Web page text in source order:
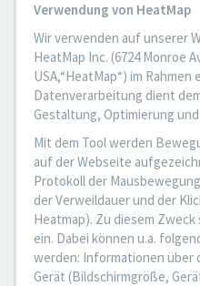
Verwendung von HeatMap
Wir verwenden auf unserer
HeatMap Inc. (6724 Monroe
USA,“HeatMap“) im
Datenverarbeitung dient
Gestaltung, Optimierung
Mit dem Tool werden
auf der Webseite
Protokoll der
der Verweildauer und der
Heatmap). Zu diesem
ein. Dabei können u.a.
werden: Informationen über
Gerät (Bildschirmgröße,